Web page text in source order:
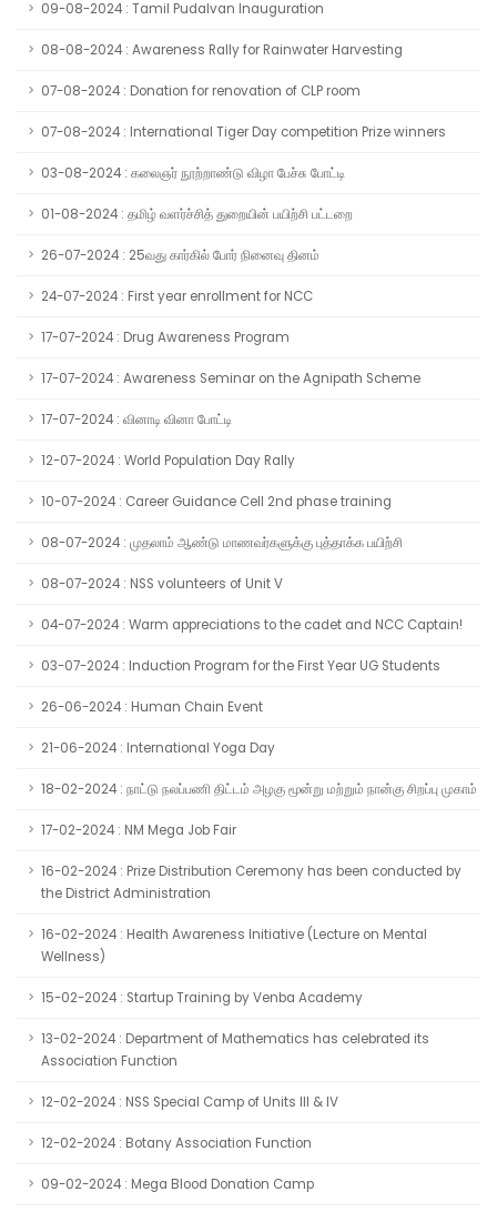
09-08-2024 : Tamil Pudalvan Inauguration
08-08-2024 : Awareness Rally for Rainwater Harvesting
07-08-2024 : Donation for renovation of CLP room
07-08-2024 : International Tiger Day competition Prize winners
03-08-2024 : கலைஞர் நூற்றாண்டு விழா பேச்சு போட்டி
01-08-2024 : தமிழ் வளர்ச்சித் துறையின் பயிற்சி பட்டறை
26-07-2024 : 25வது கார்கில் போர் நினைவு தினம்
24-07-2024 : First year enrollment for NCC
17-07-2024 : Drug Awareness Program
17-07-2024 : Awareness Seminar on the Agnipath Scheme
17-07-2024 : வினாடி வினா போட்டி
12-07-2024 : World Population Day Rally
10-07-2024 : Career Guidance Cell 2nd phase training
08-07-2024 : முதலாம் ஆண்டு மாணவர்களுக்கு புத்தாக்க பயிற்சி
08-07-2024 : NSS volunteers of Unit V
04-07-2024 : Warm appreciations to the cadet and NCC Captain!
03-07-2024 : Induction Program for the First Year UG Students
26-06-2024 : Human Chain Event
21-06-2024 : International Yoga Day
18-02-2024 : நாட்டு நலப்பணி திட்டம் அழகு மூன்று மற்றும் நான்கு சிறப்பு முகாம்
17-02-2024 : NM Mega Job Fair
16-02-2024 : Prize Distribution Ceremony has been conducted by
the District Administration
16-02-2024 : Health Awareness Initiative (Lecture on Mental
Wellness)
15-02-2024 : Startup Training by Venba Academy
13-02-2024 : Department of Mathematics has celebrated its
Association Function
12-02-2024 : NSS Special Camp of Units III & IV
12-02-2024 : Botany Association Function
09-02-2024 : Mega Blood Donation Camp